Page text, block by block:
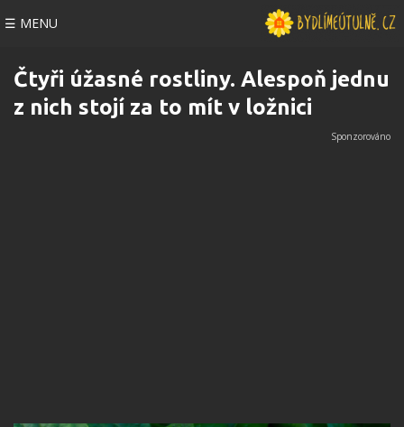
☰ MENU
Čtyři úžasné rostliny. Alespoň jednu
z nich stojí za to mít v ložnici